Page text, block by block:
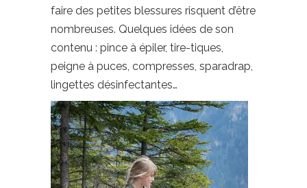
faire des petites blessures risquent d’être
nombreuses. Quelques idées de son
contenu : pince à épiler, tire-tiques,
peigne à puces, compresses, sparadrap,
lingettes désinfectantes…